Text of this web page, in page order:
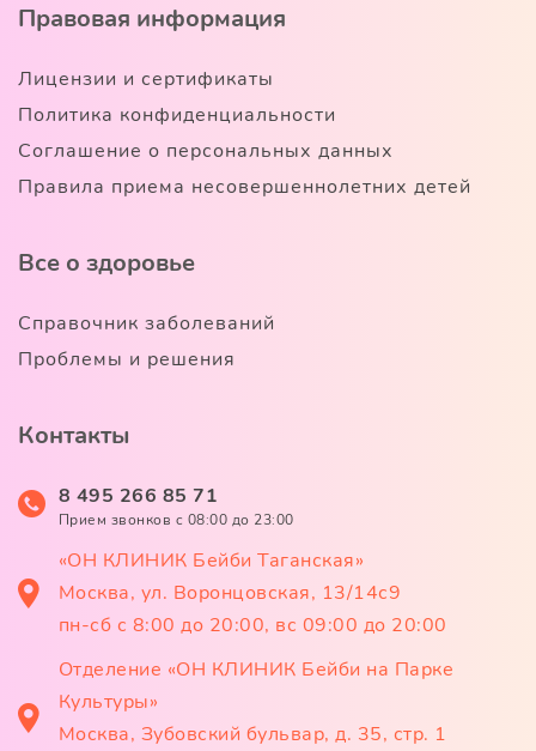
Правовая информация
Лицензии и сертификаты
Политика конфиденциальности
Соглашение о персональных данных
Правила приема несовершеннолетних детей
Все о здоровье
Справочник заболеваний
Проблемы и решения
Контакты
8 495 266 85 71
Прием звонков c 08:00 до 23:00
«ОН КЛИНИК Бейби Таганская»
Москва, ул. Воронцовская, 13/14с9
пн-сб с 8:00 до 20:00, вс 09:00 до 20:00
Отделение «ОН КЛИНИК Бейби на Парке
Культуры»
Москва, Зубовский бульвар, д. 35, стр. 1